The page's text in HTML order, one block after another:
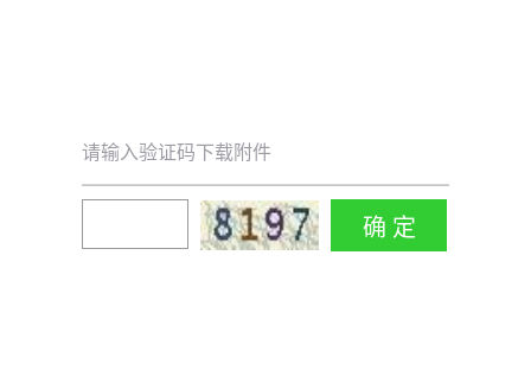
请输入验证码下载附件